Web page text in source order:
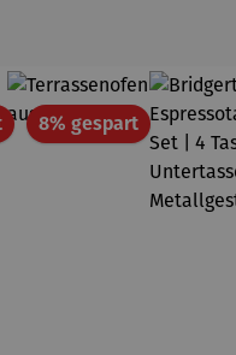
Rabatt8% gespartRabatt